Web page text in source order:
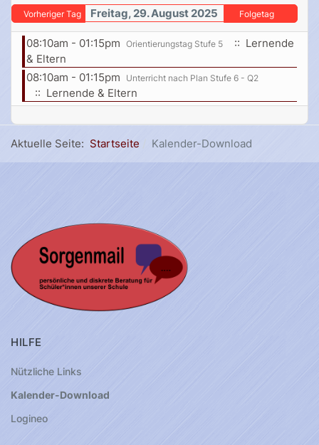
Vorheriger Tag Freitag, 29. August 2025 Folgetag
08:10am - 01:15pm Orientierungstag Stufe 5
:: Lernende
& Eltern
08:10am - 01:15pm
Unterricht nach Plan Stufe 6 - Q2
:: Lernende & Eltern
Aktuelle Seite: Startseite Kalender-Download
HILFE
Nützliche Links
Kalender-Download
Logineo